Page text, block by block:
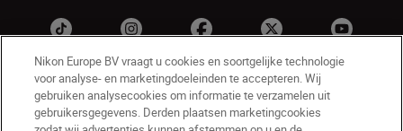
Nikon Europe BV vraagt u cookies en soortgelijke technologie
voor analyse- en marketingdoeleinden te accepteren. Wij
gebruiken analysecookies om informatie te verzamelen uit
gebruikersgegevens. Derden plaatsen marketingcookies